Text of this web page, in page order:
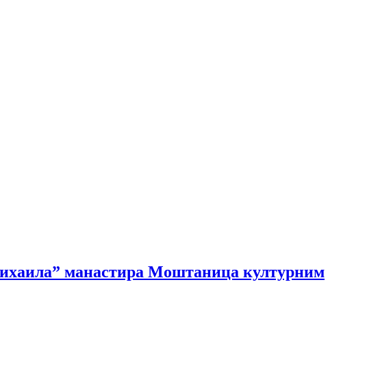
манастира Моштаница културним